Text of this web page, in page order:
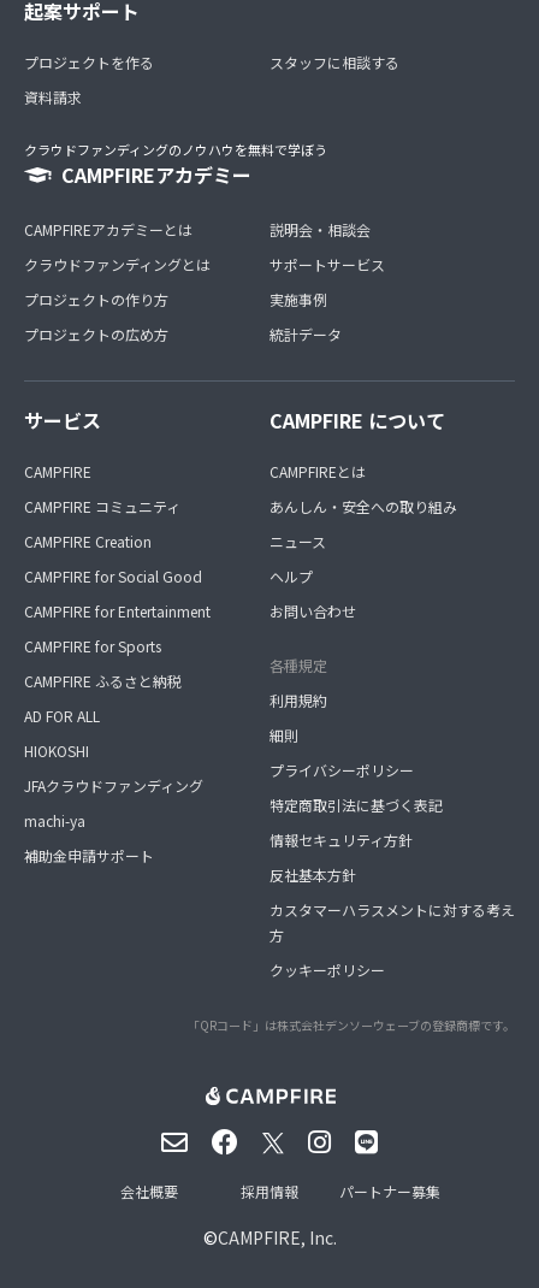
起案サポート
プロジェクトを作る
資料請求
スタッフに相談する
クラウドファンディングのノウハウを無料で学ぼう
CAMPFIREアカデミー
CAMPFIREアカデミーとは
クラウドファンディングとは
プロジェクトの作り方
プロジェクトの広め方
説明会・相談会
サポートサービス
実施事例
統計データ
サービス
CAMPFIRE
CAMPFIRE コミュニティ
CAMPFIRE Creation
CAMPFIRE for Social Good
CAMPFIRE for Entertainment
CAMPFIRE for Sports
CAMPFIRE ふるさと納税
AD FOR ALL
HIOKOSHI
JFAクラウドファンディング
machi-ya
補助金申請サポート
CAMPFIRE について
CAMPFIREとは
あんしん・安全への取り組み
ニュース
ヘルプ
お問い合わせ
各種規定
利用規約
細則
プライバシーポリシー
特定商取引法に基づく表記
情報セキュリティ方針
反社基本方針
カスタマーハラスメントに対する考え
方
クッキーポリシー
「QRコード」は株式会社デンソーウェーブの登録商標です。
©CAMPFIRE, Inc.
会社概要 採用情報 パートナー募集